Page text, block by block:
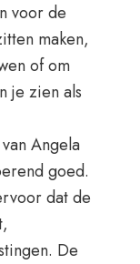
voor de
maken,
of om
je zien als
Angela
goed.
dat de
De